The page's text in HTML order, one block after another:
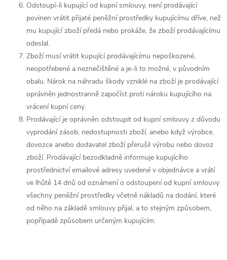
Odstoupí-li kupující od kupní smlouvy, není prodávající
povinen vrátit přijaté peněžní prostředky kupujícímu dříve, než
mu kupující zboží předá nebo prokáže, že zboží prodávajícímu
odeslal.
Zboží musí vrátit kupující prodávajícímu nepoškozené,
neopotřebené a neznečištěné a je-li to možné, v původním
obalu. Nárok na náhradu škody vzniklé na zboží je prodávající
oprávněn jednostranně započíst proti nároku kupujícího na
vrácení kupní ceny.
Prodávající je oprávněn odstoupit od kupní smlouvy z důvodu
vyprodání zásob, nedostupnosti zboží, anebo když výrobce,
dovozce anebo dodavatel zboží přerušil výrobu nebo dovoz
zboží. Prodávající bezodkladně informuje kupujícího
prostřednictví emailové adresy uvedené v objednávce a vrátí
ve lhůtě 14 dnů od oznámení o odstoupení od kupní smlouvy
všechny peněžní prostředky včetně nákladů na dodání, které
od něho na základě smlouvy přijal, a to stejným způsobem,
popřípadě způsobem určeným kupujícím.